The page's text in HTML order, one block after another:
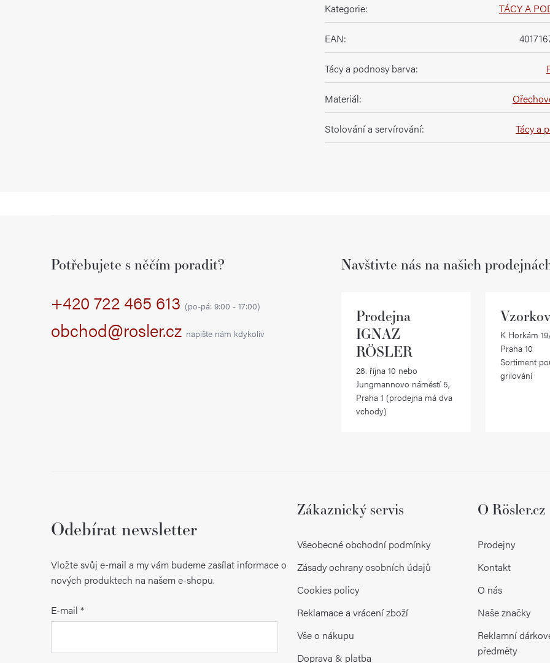
Kategorie: TÁCY A
EAN:
Tácy a podnosy barva:
Materiál:
Stolování a servírování: Tácy a
Potřebujete s něčím poradit?
+420 722 465 613 (po-pá: 9:00 - 17:00)
obchod@rosler.cz napište nám kdykoliv
Navštivte nás na našich
Prodejna
IGNAZ
RÖSLER
28. října 10 nebo
Jungmannovo náměstí 5,
Praha 1 (prodejna má dva
vchody)
K Horkám
Praha 10
Sortiment
grilování
Odebírat newsletter
Vložte svůj e-mail a my vám budeme zasílat informace o
nových produktech na našem e-shopu.
E-mail
Zákaznický servis
Všeobecné obchodní podmínky
Zásady ochrany osobních údajů
Cookies policy
Reklamace a vrácení zboží
Vše o nákupu
Doprava & platba
O Rösler.cz
Prodejny
Kontakt
O nás
Naše značky
Reklamní
předměty